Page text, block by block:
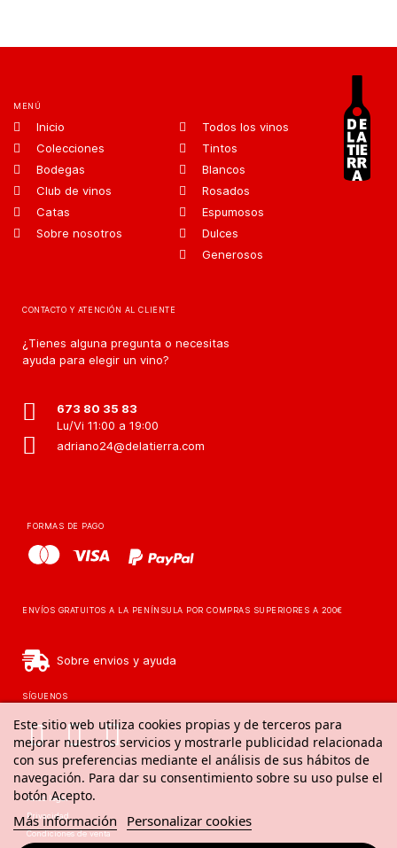
Este sitio web utiliza cookies propias y de terceros para
mejorar nuestros servicios y mostrarle publicidad relacionada
con sus preferencias mediante el análisis de sus hábitos de
navegación. Para dar su consentimiento sobre su uso pulse el
botón Acepto.
Más información Personalizar cookies
MENÚ
Inicio
Colecciones
Bodegas
Club de vinos
Catas
Sobre nosotros
Todos los vinos
Tintos
Blancos
Rosados
Espumosos
Dulces
Generosos
CONTACTO Y ATENCIÓN AL CLIENTE
¿Tienes alguna pregunta o necesitas
ayuda para elegir un vino?
673 80 35 83
Lu/Vi 11:00 a 19:00
adriano24@delatierra.com
FORMAS DE PAGO
ENVÍOS GRATUITOS A LA PENÍNSULA POR COMPRAS SUPERIORES A 200€
Sobre envios y ayuda
SÍGUENOS
Aviso legal
Privacidad
Condiciones de venta